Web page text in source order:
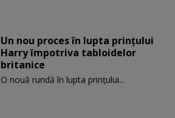
Un nou proces în lupta prinţului
Harry împotriva tabloidelor
britanice
O nouă rundă în lupta prinţului...